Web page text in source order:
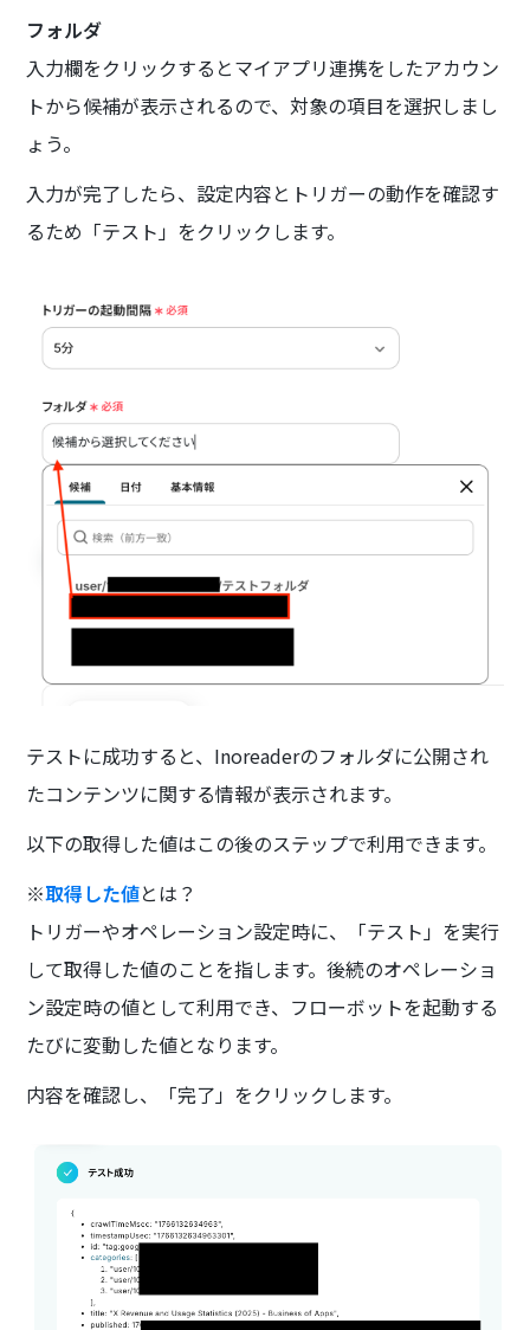
フォルダ
入力欄をクリックするとマイアプリ連携をしたアカウン
トから候補が表示されるので、対象の項目を選択しまし
ょう。
入力が完了したら、設定内容とトリガーの動作を確認す
るため「テスト」をクリックします。
テストに成功すると、Inoreaderのフォルダに公開され
たコンテンツに関する情報が表示されます。
以下の取得した値はこの後のステップで利用できます。
※取得した値とは？
トリガーやオペレーション設定時に、「テスト」を実行
して取得した値のことを指します。後続のオペレーショ
ン設定時の値として利用でき、フローボットを起動する
たびに変動した値となります。
内容を確認し、「完了」をクリックします。